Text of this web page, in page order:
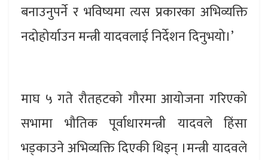
बनाउनुपर्ने र भविष्यमा त्यस प्रकारका अभिव्यक्ति
नदोहोर्याउन मन्त्री यादवलाई निर्देशन दिनुभयो।’
माघ ५ गते रौतहटको गौरमा आयोजना गरिएको
सभामा भौतिक पूर्वाधारमन्त्री यादवले हिंसा
भड्काउने अभिव्यक्ति दिएकी थिइन् ।मन्त्री यादवले